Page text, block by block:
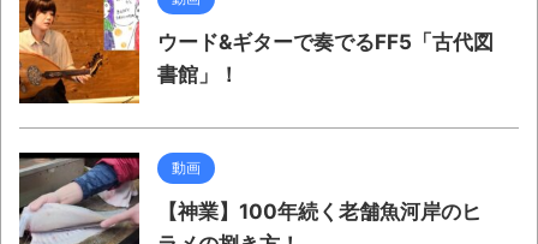
ウード&ギターで奏でるFF5「古代図
書館」！
動画
【神業】100年続く老舗魚河岸のヒ